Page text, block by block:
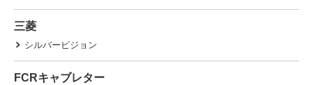
三菱
シルバーピジョン
FCRキャブレター